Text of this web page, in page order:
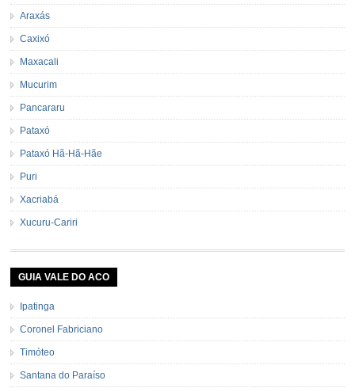
Araxás
Caxixó
Maxacali
Mucurim
Pancararu
Pataxó
Pataxó Hã-Hã-Hãe
Puri
Xacriabá
Xucuru-Cariri
GUIA VALE DO ACO
Ipatinga
Coronel Fabriciano
Timóteo
Santana do Paraíso